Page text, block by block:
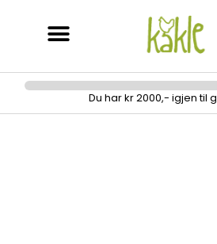
Du har kr 2000,- igjen til